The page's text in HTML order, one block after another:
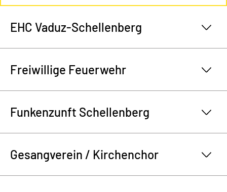
EHC Vaduz-Schellenberg
Freiwillige Feuerwehr
Funkenzunft Schellenberg
Gesangverein / Kirchenchor